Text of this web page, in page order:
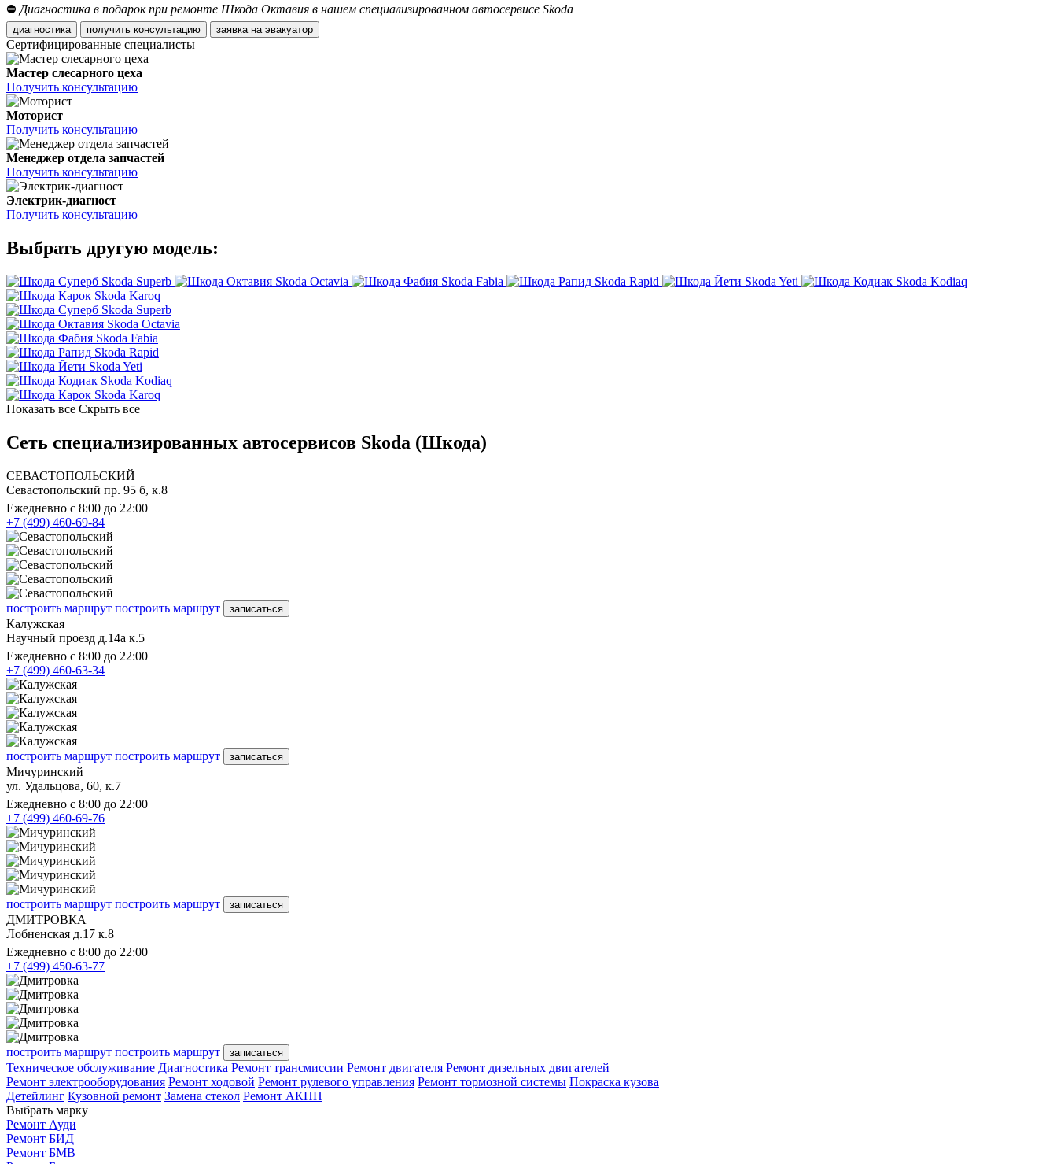
⛔ Диагностика в подарок при ремонте Шкода Октавия в нашем специализированном автосервисе Skoda
диагностика получить консультацию заявка на эвакуатор
Сертифицированные специалисты
Мастер слесарного цеха
Получить консультацию
Моторист
Получить консультацию
Менеджер отдела запчастей
Получить консультацию
Электрик-диагност
Получить консультацию
Выбрать другую модель:
Skoda Superb Skoda Octavia Skoda Fabia Skoda Rapid Skoda Yeti
Skoda Kodiaq
Skoda Karoq
Skoda Superb
Skoda Octavia
Skoda Fabia
Skoda Rapid
Skoda Yeti
Skoda Kodiaq
Skoda Karoq
Показать все Скрыть все
Сеть специализированных автосервисов Skoda (Шкода)
СЕВАСТОПОЛЬСКИЙ
Севастопольский пр. 95 б, к.8
Ежедневно с 8:00 до 22:00
+7 (499) 460-69-84
построить маршрут построить маршрут записаться
Калужская
Научный проезд д.14а к.5
Ежедневно с 8:00 до 22:00
+7 (499) 460-63-34
построить маршрут построить маршрут записаться
Мичуринский
ул. Удальцова, 60, к.7
Ежедневно с 8:00 до 22:00
+7 (499) 460-69-76
построить маршрут построить маршрут записаться
ДМИТРОВКА
Лобненская д.17 к.8
Ежедневно с 8:00 до 22:00
+7 (499) 450-63-77
построить маршрут построить маршрут записаться
Техническое обслуживание Диагностика Ремонт трансмиссии Ремонт двигателя Ремонт дизельных двигателей
Ремонт электрооборудования Ремонт ходовой Ремонт рулевого управления Ремонт тормозной системы Покраска кузова
Детейлинг Кузовной ремонт Замена стекол Ремонт АКПП
Выбрать марку
Ремонт Ауди
Ремонт БИД
Ремонт БМВ